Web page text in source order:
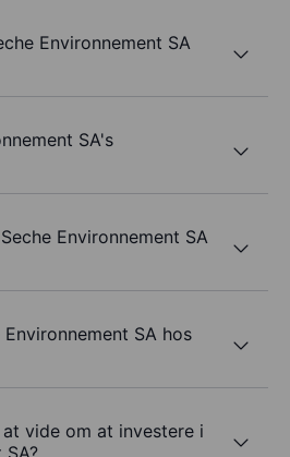
Environnement SA
SA's
Environnement SA
SA hos
vide om at investere i